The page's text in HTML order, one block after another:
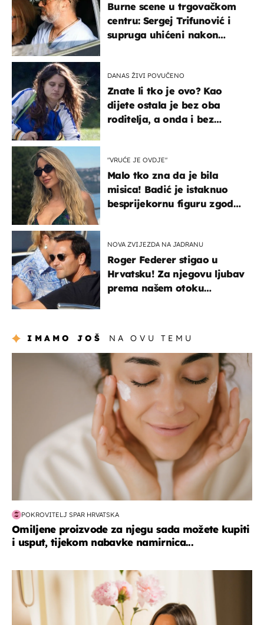
Burne scene u trgovačkom
centru: Sergej Trifunović i
supruga uhićeni nakon
DANAS ŽIVI POVUČENO
Znate li tko je ovo? Kao
dijete ostala je bez oba
roditelja, a onda i bez
"VRUĆE JE OVDJE"
Malo tko zna da je bila
misica! Badić je istaknuo
besprijekornu figuru zgodne
NOVA ZVIJEZDA NA JADRANU
Roger Federer stigao u
Hrvatsku! Za njegovu ljubav
prema našem otoku
IMAMO JOŠ NA OVU TEMU
moda & ljepota
POKROVITELJ SPAR HRVATSKA
Omiljene proizvode za njegu sada možete kupiti
i usput, tijekom nabavke namirnica...
moda & ljepota